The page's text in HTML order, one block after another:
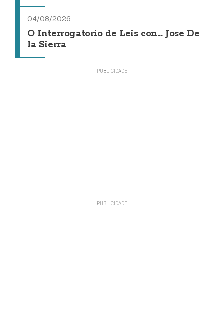
04/08/2026
O Interrogatorio de Leis con... Jose De
la Sierra